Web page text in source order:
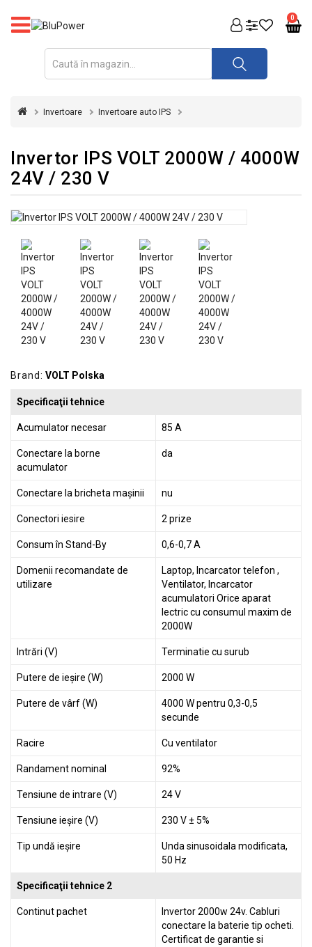
0
PRODUSE
FOTOVOLTAICE
INVERTOARE
&
TENSIUNE
CASA
GRADINA
SCULE
ECHIPAMENTE
ELECTRICE
ECHIPAMENTE
PROTECȚIE
FOTOVOLTAICE
Invertoare Invertoare auto IPS
Invertor IPS VOLT 2000W / 4000W
24V / 230 V
Brand: VOLT Polska
Specificaţii tehnice
Acumulator necesar 85 A
Conectare la borne
acumulator
da
Conectare la bricheta mașinii nu
Conectori iesire 2 prize
Consum în Stand-By 0,6-0,7 A
Domenii recomandate de
utilizare
Laptop, Incarcator telefon ,
Ventilator, Incarcator
acumulatori Orice aparat
lectric cu consumul maxim de
2000W
Intrări (V) Terminatie cu surub
Putere de ieșire (W) 2000 W
Putere de vârf (W)
4000 W pentru 0,3-0,5
secunde
Racire Cu ventilator
Randament nominal 92%
Tensiune de intrare (V) 24 V
Tensiune ieșire (V) 230 V ± 5%
Tip undă ieșire
Unda sinusoidala modificata,
50 Hz
Specificaţii tehnice 2
Continut pachet
Invertor 2000w 24v. Cabluri
conectare la baterie tip ocheti.
Certificat de garantie si